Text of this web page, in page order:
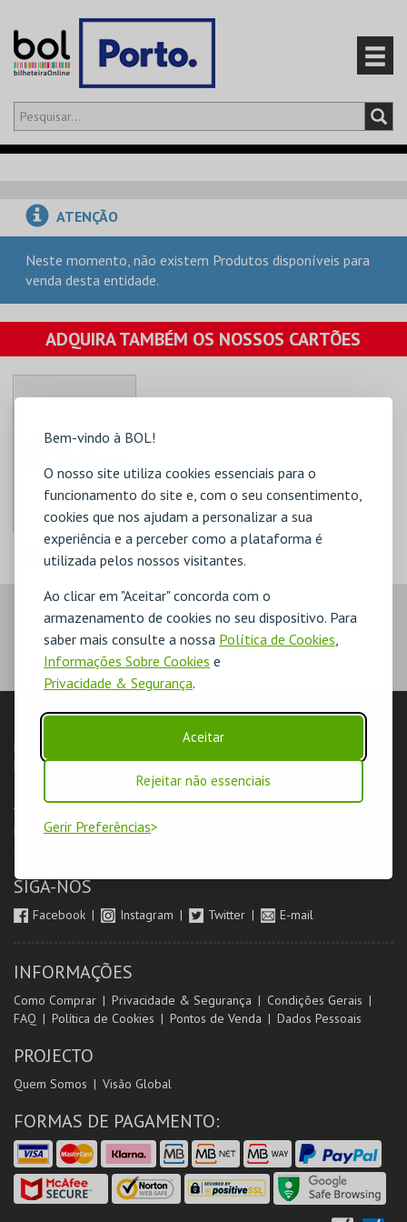
Bem-vindo à BOL!
O nosso site utiliza cookies essenciais para o
funcionamento do site e, com o seu consentimento,
cookies que nos ajudam a personalizar a sua
experiência e a perceber como a plataforma é
utilizada pelos nossos visitantes.
Ao clicar em "Aceitar" concorda com o
armazenamento de cookies no seu dispositivo. Para
saber mais consulte a nossa Política de Cookies,
Informações Sobre Cookies e
Privacidade & Segurança.
Aceitar
Rejeitar não essenciais
Gerir Preferências
Olá,iniciar sessão
EVENTOS
CARTÕES
PRODUTOS
ATENÇÃO
Neste momento, não existem Produtos disponíveis para
venda desta entidade.
ADQUIRA TAMBÉM OS NOSSOS CARTÕES
BILHETE MUSEU DO
PORTO 2026
C. M. PORTO
AQUISIÇÃO
MAIS INFO
LOJA
Pesquisar Carrinho de compras Eventos
Livro de Reclamações
AUTENTICAÇÃO
Login & Registo de Clientes
SIGA-NOS
Facebook Instagram Twitter E-mail
INFORMAÇÕES
Como Comprar Privacidade & Segurança
Condições Gerais
FAQ
Política de Cookies Pontos de Venda Dados Pessoais
PROJECTO
Quem Somos Visão Global
FORMAS DE PAGAMENTO: